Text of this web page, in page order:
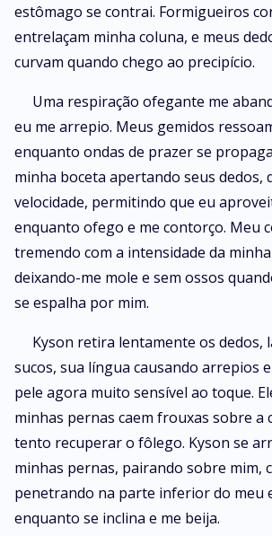
estômago se contrai. Formigueiros
entrelaçam minha coluna, e meus
curvam quando chego ao precipício.
Uma respiração ofegante me
eu me arrepio. Meus gemidos
enquanto ondas de prazer se
minha boceta apertando seus dedos,
velocidade, permitindo que eu
enquanto ofego e me contorço. Meu
tremendo com a intensidade da
deixando-me mole e sem ossos
se espalha por mim.
Kyson retira lentamente os dedos,
sucos, sua língua causando arrepios
pele agora muito sensível ao toque.
minhas pernas caem frouxas sobre a
tento recuperar o fôlego. Kyson se
minhas pernas, pairando sobre mim,
penetrando na parte inferior do meu
enquanto se inclina e me beija.